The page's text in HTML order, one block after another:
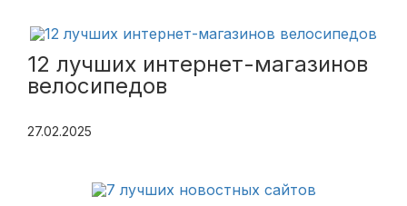
12 лучших интернет-магазинов
велосипедов
27.02.2025